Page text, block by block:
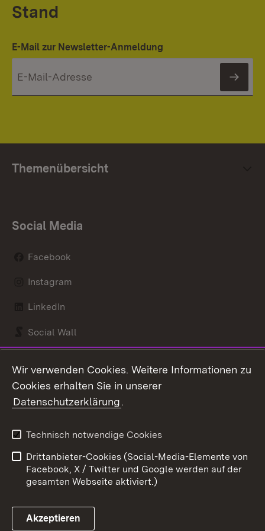
Stand
E-Mail zur Newsletter-Anmeldung
Themenübersicht
Social Media
Facebook
Instagram
LinkedIn
Social Wall
Link zum Landesportal
Kontakt
Barrierefreiheit
Impressum
Cookies
Wir verwenden Cookies. Weitere Informationen zu
Cookies erhalten Sie in unserer
Datenschutzerklärung.
Technisch notwendige Cookies
Drittanbieter-Cookies (Social-Media-Elemente von
Facebook, X / Twitter und Google werden auf der
gesamten Webseite aktiviert.)
Akzeptieren